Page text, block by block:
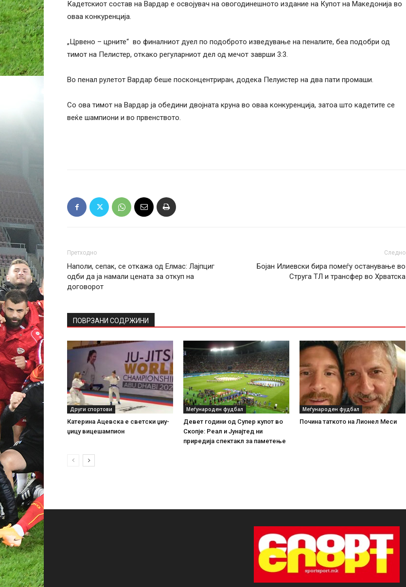
Кадетскиот состав на Вардар е освојувач на овогодинешното издание на Купот на Македонија во
оваа конкуренција.
„Црвено – црните“ во финалниот дуел по подоброто изведување на пеналите, беа подобри од
тимот на Пелистер, откако регуларниот дел од мечот заврши 3:3.
Во пенал рулетот Вардар беше посконцентриран, додека Пелуистер на два пати промаши.
Со ова тимот на Вардар ја обедини двојната круна во оваа конкуренција, затоа што кадетите се
веќе шампиони и во првенството.
Претходно
Наполи, сепак, се откажа од Елмас: Лајпциг
одби да ја намали цената за откуп на
договорот
Следно
Бојан Илиевски бира помеѓу останување во
Струга ТЛ и трансфер во Хрватска
ПОВРЗАНИ СОДРЖИНИ
Други спортови
Катерина Ацевска е светски џиу-
џицу вицешампион
Меѓународен фудбал
Девет години од Супер купот во
Скопје: Реал и Јунајтед ни
приредија спектакл за паметење
Меѓународен фудбал
Почина таткото на Лионел Меси